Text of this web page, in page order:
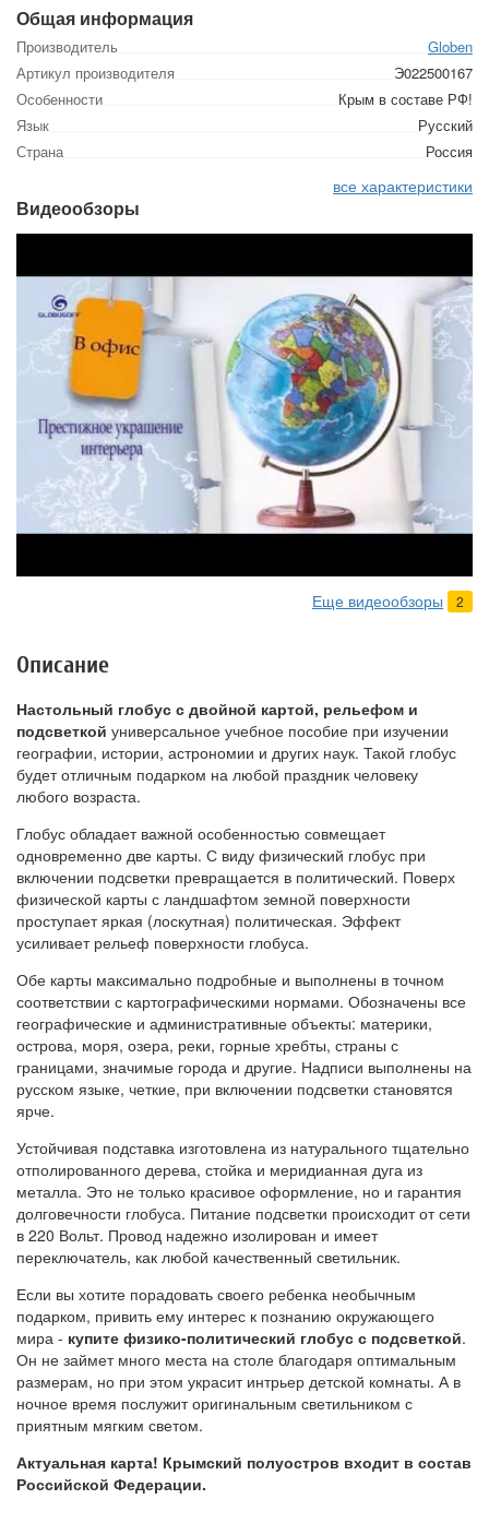
Общая информация
Производитель
Globen
Артикул производителя
Э022500167
Особенности
Крым в составе РФ!
Язык
Русский
Страна
Россия
все характеристики
Видеообзоры
Еще видеообзоры 2
Описание
Настольный глобус с двойной картой, рельефом и
подсветкой универсальное учебное пособие при изучении
географии, истории, астрономии и других наук. Такой глобус
будет отличным подарком на любой праздник человеку
любого возраста.
Глобус обладает важной особенностью совмещает
одновременно две карты. С виду физический глобус при
включении подсветки превращается в политический. Поверх
физической карты с ландшафтом земной поверхности
проступает яркая (лоскутная) политическая. Эффект
усиливает рельеф поверхности глобуса.
Обе карты максимально подробные и выполнены в точном
соответствии с картографическими нормами. Обозначены все
географические и административные объекты: материки,
острова, моря, озера, реки, горные хребты, страны с
границами, значимые города и другие. Надписи выполнены на
русском языке, четкие, при включении подсветки становятся
ярче.
Устойчивая подставка изготовлена из натурального тщательно
отполированного дерева, стойка и меридианная дуга из
металла. Это не только красивое оформление, но и гарантия
долговечности глобуса. Питание подсветки происходит от сети
в 220 Вольт. Провод надежно изолирован и имеет
переключатель, как любой качественный светильник.
Если вы хотите порадовать своего ребенка необычным
подарком, привить ему интерес к познанию окружающего
мира - купите физико-политический глобус с подсветкой.
Он не займет много места на столе благодаря оптимальным
размерам, но при этом украсит интрьер детской комнаты. А в
ночное время послужит оригинальным светильником с
приятным мягким светом.
Актуальная карта! Крымский полуостров входит в состав
Российской Федерации.